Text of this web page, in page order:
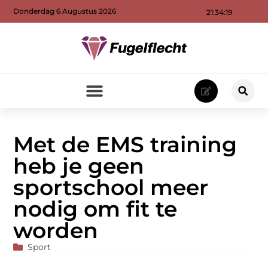
21:34:20
Donderdag 6 Augustus 2026
Met de EMS training
heb je geen
sportschool meer
nodig om fit te
worden
Sport